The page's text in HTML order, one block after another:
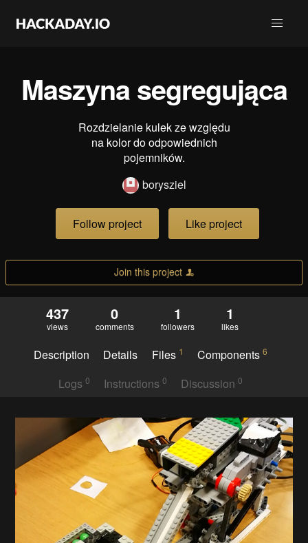
Maszyna segregująca
Rozdzielanie kulek ze względu
na kolor do odpowiednich
pojemników.
borysziel
Follow project Like project
Join this project
437
views
0
comments
1
followers
1
likes
Description Details Files 1 Components6
Logs 0 Instructions 0 Discussion0